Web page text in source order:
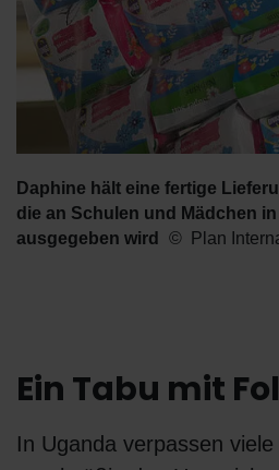
Daphine hält eine fertige
die an Schulen und Mädchen
ausgegeben wird
Plan
Ein Tabu mit
In Uganda verpassen